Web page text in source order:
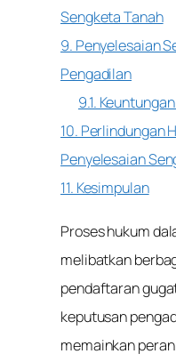
Sengketa Tanah
9. Penyelesaian
Pengadilan
9.1.
10. Perlindungan
Penyelesaian
11. Kesimpulan
Proses hukum
melibatkan
pendaftaran
keputusan
memainkan